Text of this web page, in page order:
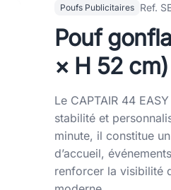
Poufs Publicitaires Ref.
Pouf
× H 52 cm)
Le CAPTAIR 44
stabilité et
minute, il constitue
d’accueil,
renforcer la visibilité